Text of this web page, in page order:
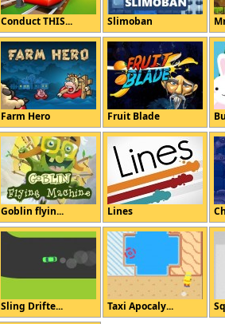
Conduct THIS... Slimoban
Farm Hero Fruit Blade
Goblin flyin... Lines
Sling Drifte... Taxi Apocaly...